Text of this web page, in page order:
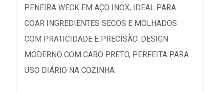
PENEIRA WECK EM AÇO INOX, IDEAL PARA
COAR INGREDIENTES SECOS E MOLHADOS
COM PRATICIDADE E PRECISÃO. DESIGN
MODERNO COM CABO PRETO, PERFEITA PARA
USO DIÁRIO NA COZINHA.